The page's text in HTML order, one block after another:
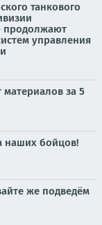
танкового
продолжают
управления
за 5
наших бойцов!
же подведём